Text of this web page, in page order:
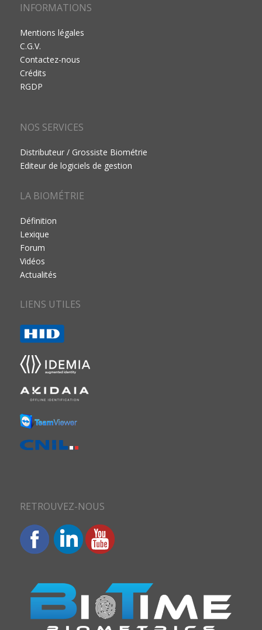
INFORMATIONS
Mentions légales
C.G.V.
Contactez-nous
Crédits
RGDP
NOS SERVICES
Distributeur / Grossiste Biométrie
Editeur de logiciels de gestion
LA BIOMÉTRIE
Définition
Lexique
Forum
Vidéos
Actualités
LIENS UTILES
RETROUVEZ-NOUS